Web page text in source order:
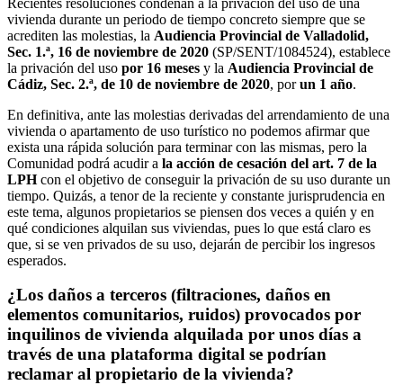
vivienda durante un periodo de tiempo concreto siempre que se
acrediten las molestias, la Audiencia Provincial de Valladolid,
Sec. 1.ª, 16 de noviembre de 2020 (SP/SENT/1084524), establece
la privación del uso por 16 meses y la Audiencia Provincial de
Cádiz, Sec. 2.ª, de 10 de noviembre de 2020, porun 1 año.
En definitiva, ante las molestias derivadas del arrendamiento de una
vivienda o apartamento de uso turístico no podemos afirmar que
exista una rápida solución para terminar con las mismas, pero la
Comunidad podrá acudir a la acción de cesación del art. 7 de la
LPHcon el objetivo de conseguir la privación de su uso durante un
tiempo. Quizás, a tenor de la reciente y constante jurisprudencia en
este tema, algunos propietarios se piensen dos veces a quién y en
qué condiciones alquilan sus viviendas, pues lo que está claro es
que, si se ven privados de su uso, dejarán de percibir los ingresos
esperados.
¿Los daños a terceros (filtraciones, daños en
elementos comunitarios, ruidos) provocados por
inquilinos de vivienda alquilada por unos días a
través de una plataforma digital se podrían
reclamar al propietario de la vivienda?